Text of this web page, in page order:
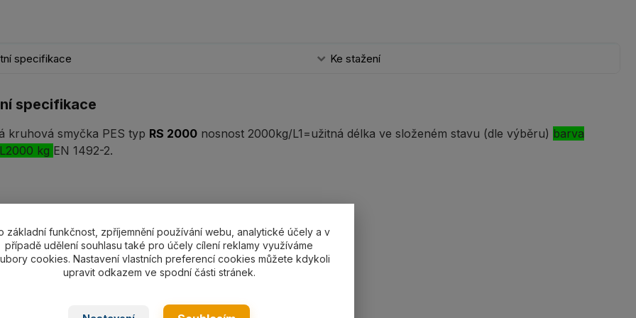
specifikace Ke stažení
specifikace
kruhová smyčka PES typ RS 2000nosnost 2000kg/L1=užitná délka ve složeném stavu (dle výběru) barva
kg EN 1492-2.
nosností - kruhové smyčky typ BRS
základní funkčnost, zpříjemnění používání webu, analytické účely a v
případě udělení souhlasu také pro účely cílení reklamy využíváme
cookies. Nastavení vlastních preferencí cookies můžete kdykoli
upravit odkazem ve spodní části stránek.